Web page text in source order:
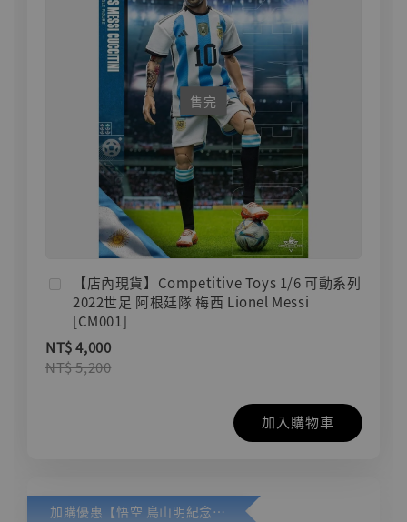
售完
【店內現貨】Competitive Toys 1/6 可動系列
2022世足 阿根廷隊 梅西 Lionel Messi
[CM001]
NT$ 4,000
NT$ 5,200
加入購物車
加購優惠【悟空 鳥山明紀念款 [奇蹟工作室]】